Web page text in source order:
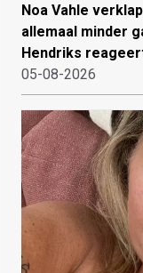
Noa Vahle
allemaal minder
Hendriks
05-08-2026